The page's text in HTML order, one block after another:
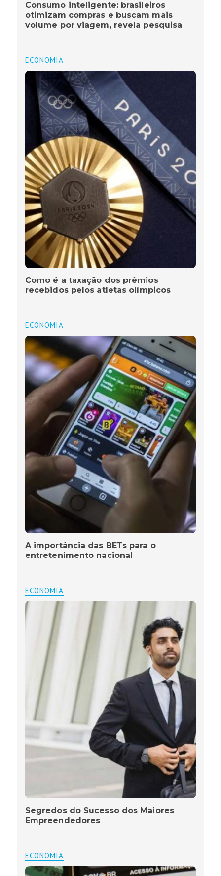
Consumo inteligente: brasileiros
otimizam compras e buscam mais
volume por viagem, revela pesquisa
ECONOMIA
Como é a taxação dos prêmios
recebidos pelos atletas olímpicos
ECONOMIA
A importância das BETs para o
entretenimento nacional
ECONOMIA
Segredos do Sucesso dos Maiores
Empreendedores
ECONOMIA